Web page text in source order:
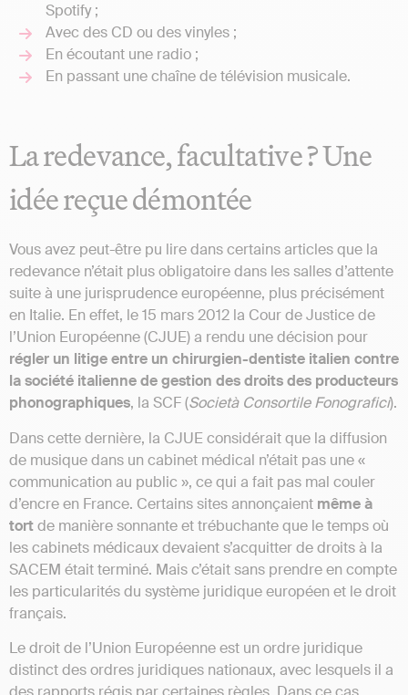
Spotify ;
Avec des CD ou des vinyles ;
En écoutant une radio ;
En passant une chaîne de télévision musicale.
La redevance, facultative ? Une
idée reçue démontée
Vous avez peut-être pu lire dans certains articles que la
redevance n’était plus obligatoire dans les salles d’attente
suite à une jurisprudence européenne, plus précisément
en Italie. En effet, le 15 mars 2012 la Cour de Justice de
l’Union Européenne (CJUE) a rendu une décision pour
régler un litige entre un chirurgien-dentiste italien contre
la société italienne de gestion des droits des producteurs
phonographiques, la SCF (Società Consortile Fonografici).
Dans cette dernière, la CJUE considérait que la diffusion
de musique dans un cabinet médical n’était pas une «
communication au public », ce qui a fait pas mal couler
d’encre en France. Certains sites annonçaient même à
tortde manière sonnante et trébuchante que le temps où
les cabinets médicaux devaient s’acquitter de droits à la
SACEM était terminé. Mais c’était sans prendre en compte
les particularités du système juridique européen et le droit
français.
Le droit de l’Union Européenne est un ordre juridique
distinct des ordres juridiques nationaux, avec lesquels il a